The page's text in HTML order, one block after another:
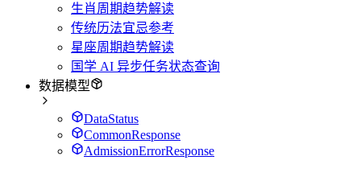
生肖周期趋势解读
传统历法宜忌参考
星座周期趋势解读
国学 AI 异步任务状态查询
数据模型
DataStatus
CommonResponse
AdmissionErrorResponse